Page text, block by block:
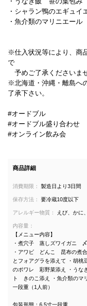
・シャラン鴨のエギュ
・魚介類のマリニエー
※仕入状況等により、商
で
予めご了承くださいませ
※北海道・沖縄・離島へ
了承下さい。
#オードブル
#オードブル盛り合わせ
#オンライン飲み会
商品詳細
消費期限： 製造日より3日間
保存方法： 要冷蔵10度以下
アレルギー物質： えび、かに
内容量：
【メニュー内容】
・煮穴子 蒸しズワイガニ
・アワビ どんこ 昆布の煮
とフォアグラを添えて ・胡桃
のポワレ 彩野菜添え ・うな
ト きのこ添え ・魚介類のマ
一段重（1人前）
包装形態：6.5寸一段重